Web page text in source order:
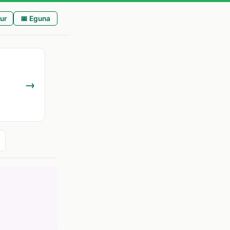
📅 Eguna
→